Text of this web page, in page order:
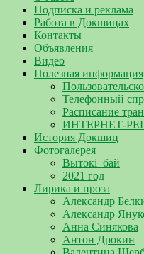
Подписка и реклама
Работа в Докшицах
Контакты
Объявления
Видео
Полезная информация
Телефонный
Расписание
ИНТЕРНЕТ-
История Докшиц
Фотогалерея
Вытокі_бай
2021 год
Лирика и проза
Александр
Александр
Анна Синякова
Антон Дрокин